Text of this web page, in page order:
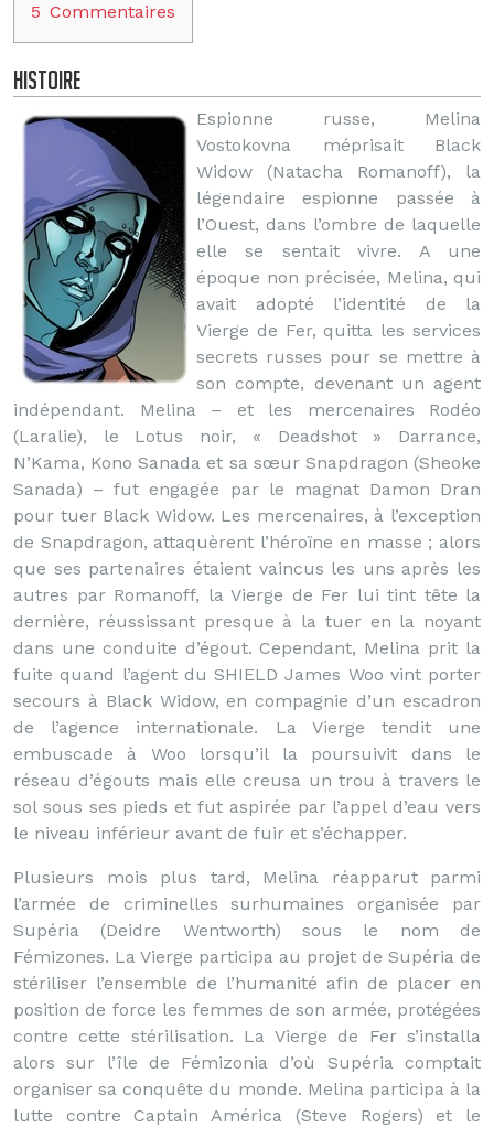
5 Commentaires
Histoire
Espionne russe, Melina
Vostokovna méprisait Black
Widow (Natacha Romanoff), la
légendaire espionne passée à
l’Ouest, dans l’ombre de laquelle
elle se sentait vivre. A une
époque non précisée, Melina, qui
avait adopté l’identité de la
Vierge de Fer, quitta les services
secrets russes pour se mettre à
son compte, devenant un agent
indépendant. Melina – et les mercenaires Rodéo
(Laralie), le Lotus noir, « Deadshot » Darrance,
N’Kama, Kono Sanada et sa sœur Snapdragon (Sheoke
Sanada) – fut engagée par le magnat Damon Dran
pour tuer Black Widow. Les mercenaires, à l’exception
de Snapdragon, attaquèrent l’héroïne en masse ; alors
que ses partenaires étaient vaincus les uns après les
autres par Romanoff, la Vierge de Fer lui tint tête la
dernière, réussissant presque à la tuer en la noyant
dans une conduite d’égout. Cependant, Melina prit la
fuite quand l’agent du SHIELD James Woo vint porter
secours à Black Widow, en compagnie d’un escadron
de l’agence internationale. La Vierge tendit une
embuscade à Woo lorsqu’il la poursuivit dans le
réseau d’égouts mais elle creusa un trou à travers le
sol sous ses pieds et fut aspirée par l’appel d’eau vers
le niveau inférieur avant de fuir et s’échapper.
Plusieurs mois plus tard, Melina réapparut parmi
l’armée de criminelles surhumaines organisée par
Supéria (Deidre Wentworth) sous le nom de
Fémizones. La Vierge participa au projet de Supéria de
stériliser l’ensemble de l’humanité afin de placer en
position de force les femmes de son armée, protégées
contre cette stérilisation. La Vierge de Fer s’installa
alors sur l’île de Fémizonia d’où Supéria comptait
organiser sa conquête du monde. Melina participa à la
lutte contre Captain América (Steve Rogers) et le